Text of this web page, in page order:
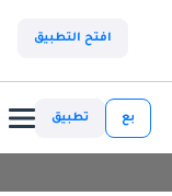
افتح التطبيق
بع تطبيق